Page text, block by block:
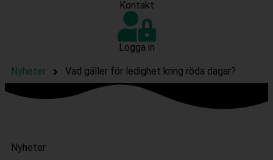
Kontakt
Logga in
Nyheter Vad gäller för ledighet kring röda dagar?
Nyheter